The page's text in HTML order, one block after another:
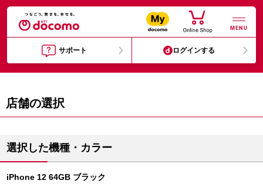
MENU
サポート ログインする
店舗の選択
選択した機種・カラー
iPhone 12 64GB ブラック